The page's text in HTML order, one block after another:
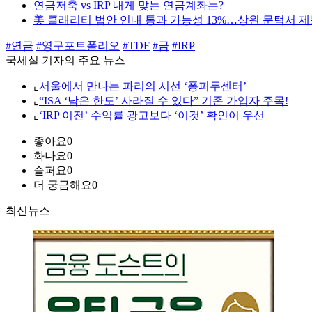
연금저축 vs IRP 내게 맞는 연금계좌는?
美 클래리티 법안 연내 통과 가능성 13%…상원 문턱서 제
#연금 #영구포트폴리오 #TDF #금 #IRP
국세실 기자의 주요 뉴스
⌞ 서울에서 만나는 파리의 시선 ‘퐁피두센터’
⌞ “ISA ‘남은 한도’ 사라질 수 있다” 기존 가입자 주목!
⌞ ‘IRP 이전’ 수익률 광고보다 ‘이것’ 확인이 우선
좋아요0
화나요0
슬퍼요0
더 궁금해요0
최신뉴스